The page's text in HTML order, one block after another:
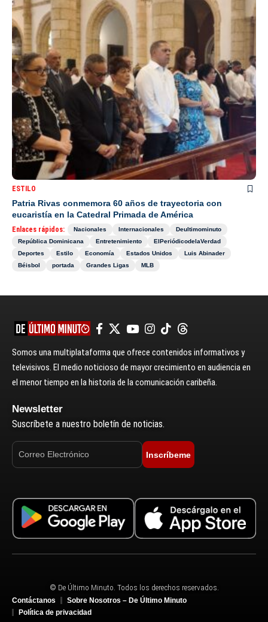
ESTILO
Patria Rivas conmemora 60 años de trayectoria con
eucaristía en la Catedral Primada de América
Enlaces rápidos: Nacionales Internacionales
Deultimominuto
República Dominicana
Entretenimiento
ElPeriódicodelaVerdad
Deportes
Estilo Economía Estados Unidos
Luis Abinader
Béisbol
portada Grandes Ligas MLB
Somos una multiplataforma que ofrece contenidos informativos y
televisivos. El medio noticioso de mayor crecimiento en audiencia en
el menor tiempo en la historia de la comunicación caribeña.
Newsletter
Suscríbete a nuestro boletín de noticias.
Inscríbeme
© De Último Minuto. Todos los derechos reservados.
Contáctanos
Sobre Nosotros – De Último Minuto
Política de privacidad